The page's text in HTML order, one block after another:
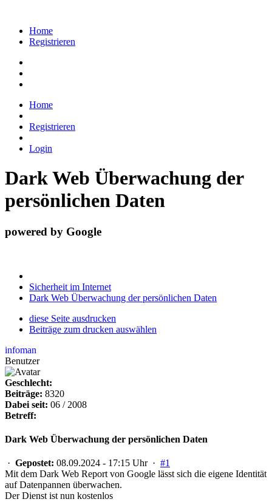
Home
Registrieren
Home
Registrieren
Login
Dark Web Überwachung der
persönlichen Daten
powered by Google
Sicherheit im Internet
Dark Web Überwachung der persönlichen Daten
diese Seite ausdrucken
Beiträge zum drucken auswählen
infoman
Benutzer
Geschlecht:
Beiträge: 8320
Dabei seit: 06 / 2008
Betreff:
Dark Web Überwachung der persönlichen Daten
· Gepostet: 08.09.2024 - 17:15 Uhr · #1
Mit dem Dark Web Report von Google lässt sich die eigene Identität
auf Datenpannen überwachen.
Der Dienst ist nun kostenlos